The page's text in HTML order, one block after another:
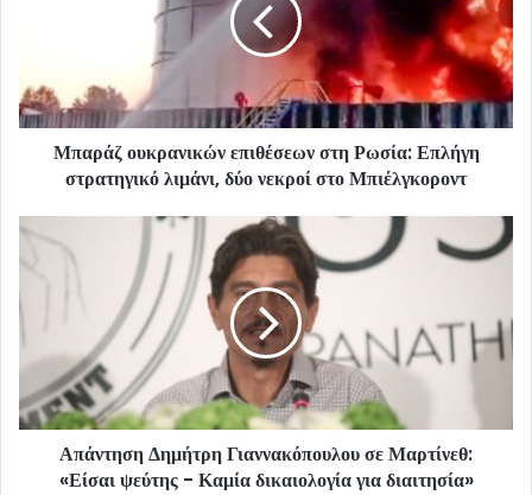
Μπαράζ ουκρανικών επιθέσεων στη Ρωσία: Επλήγη
στρατηγικό λιμάνι, δύο νεκροί στο Μπιέλγκοροντ
Απάντηση Δημήτρη Γιαννακόπουλου σε Μαρτίνεθ:
«Είσαι ψεύτης - Καμία δικαιολογία για διαιτησία»